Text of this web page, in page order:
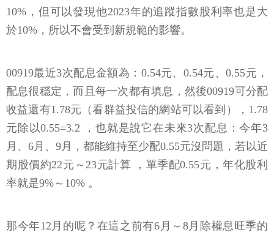
10%，但可以發現他2023年的追蹤指數股利率也是大
於10%，所以不會受到新規範的影響。
00919最近3次配息金額為：0.54元、0.54元、0.55元，
配息很穩定，而且每一次都有填息，然後00919可分配
收益還有1.78元（看群益投信的網站可以看到），1.78
元除以0.55=3.2 ，也就是說它在未來3次配息：今年3
月、6月、9月，都能維持至少配0.55元沒問題，若以近
期股價約22元～23元計算 ，單季配0.55元，年化股利
率就是9%～10% 。
那今年12月的呢？在這之前有6月～8月除權息旺季的